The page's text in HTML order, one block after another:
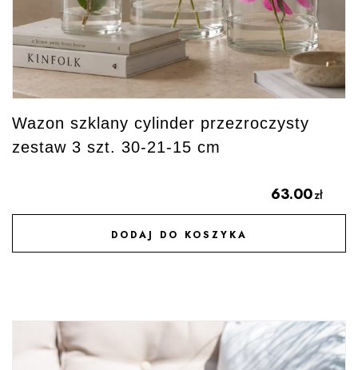
Wazon szklany cylinder przezroczysty
zestaw 3 szt. 30-21-15 cm
63.00zł
DODAJ DO KOSZYKA
DODAJ DO ULUBIONYCH